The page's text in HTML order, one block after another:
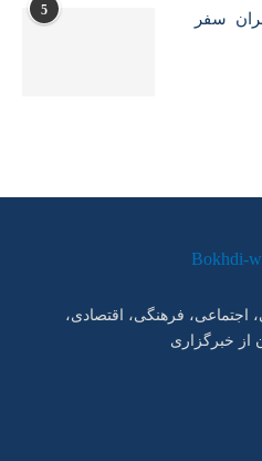
5
سفر
اجتماعی، فرهنگی، اقتصادی،
خبرگزاری